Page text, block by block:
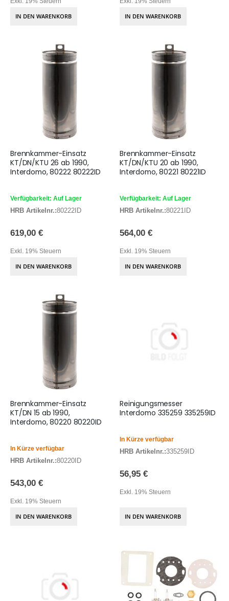
IN DEN WARENKORB IN DEN WARENKORB
Brennkammer-Einsatz
KT/DN/KTU 26 ab 1990,
Interdomo, 80222 80222ID
Verfügbarkeit: Auf Lager
HRB Artikelnr.:80222ID
619,00 €
Exkl. 19% Steuern
IN DEN WARENKORB
Brennkammer-Einsatz
KT/DN/KTU 20 ab 1990,
Interdomo, 80221 80221ID
Verfügbarkeit: Auf Lager
HRB Artikelnr.:80221ID
564,00 €
Exkl. 19% Steuern
IN DEN WARENKORB
Brennkammer-Einsatz
KT/DN 15 ab 1990,
Interdomo, 80220 80220ID
In Kürze verfügbar
HRB Artikelnr.:80220ID
543,00 €
Exkl. 19% Steuern
IN DEN WARENKORB
Reinigungsmesser
Interdomo 335259 335259ID
In Kürze verfügbar
HRB Artikelnr.:335259ID
56,95 €
Exkl. 19% Steuern
IN DEN WARENKORB